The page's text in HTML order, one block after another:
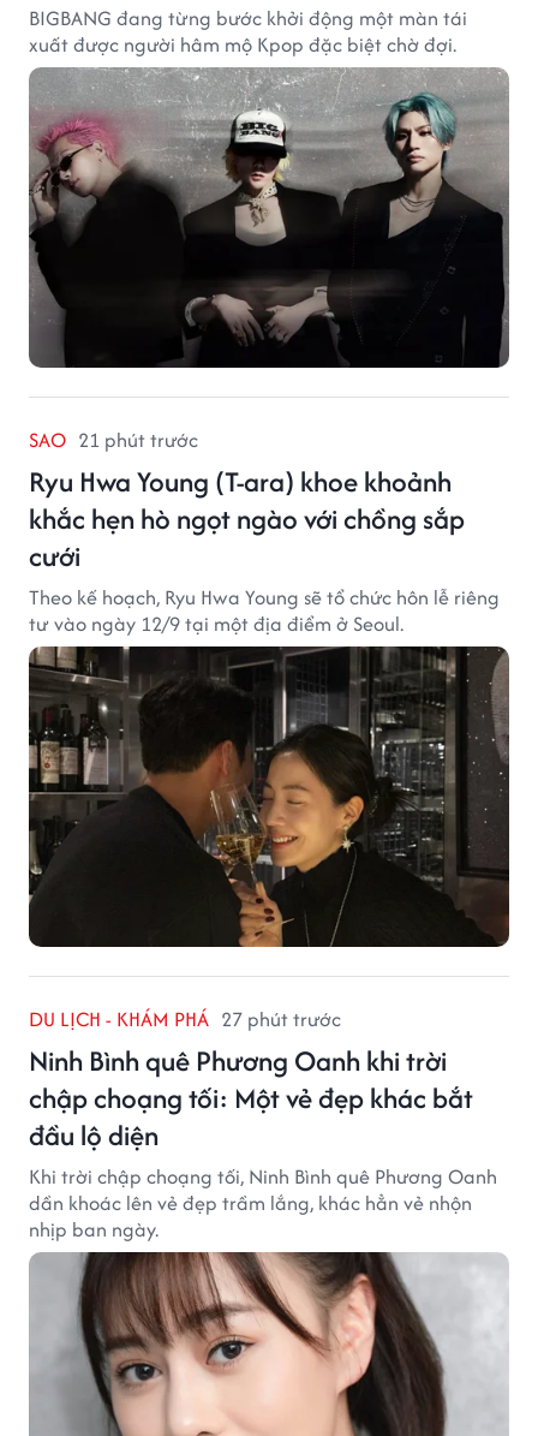
BIGBANG đang từng bước khởi động một màn tái
xuất được người hâm mộ Kpop đặc biệt chờ đợi.
SAO 21 phút trước
Ryu Hwa Young (T-ara) khoe khoảnh
khắc hẹn hò ngọt ngào với chồng sắp
cưới
Theo kế hoạch, Ryu Hwa Young sẽ tổ chức hôn lễ riêng
tư vào ngày 12/9 tại một địa điểm ở Seoul.
DU LỊCH - KHÁM PHÁ 27 phút trước
Ninh Bình quê Phương Oanh khi trời
chập choạng tối: Một vẻ đẹp khác bắt
đầu lộ diện
Khi trời chập choạng tối, Ninh Bình quê Phương Oanh
dần khoác lên vẻ đẹp trầm lắng, khác hẳn vẻ nhộn
nhịp ban ngày.